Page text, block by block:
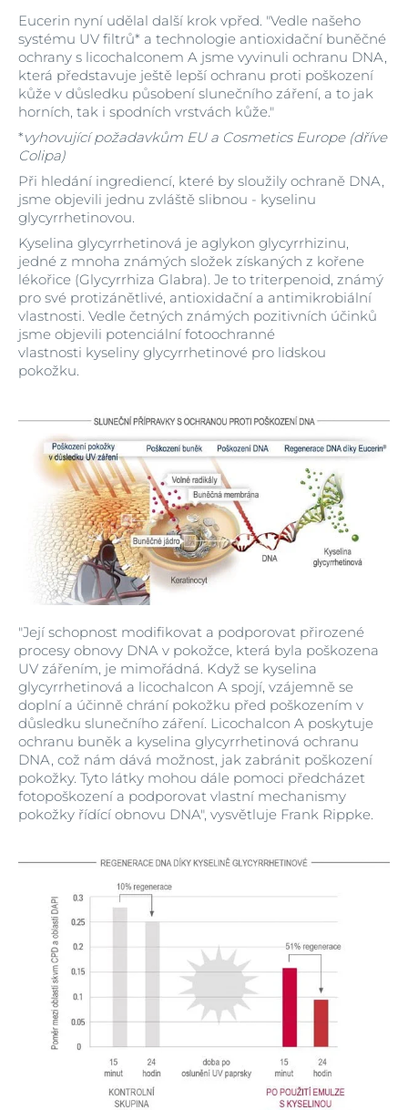
Eucerin nyní udělal další krok vpřed. "Vedle našeho
systému UV filtrů* a technologie antioxidační buněčné
ochrany s licochalconem A jsme vyvinuli ochranu DNA,
která představuje ještě lepší ochranu proti poškození
kůže v důsledku působení slunečního záření, a to jak
horních, tak i spodních vrstvách kůže."
*vyhovující požadavkům EU a Cosmetics Europe (dříve
Colipa)
Při hledání ingrediencí, které by sloužily ochraně DNA,
jsme objevili jednu zvláště slibnou - kyselinu
glycyrrhetinovou.
Kyselina glycyrrhetinová je aglykon glycyrrhizinu,
jedné z mnoha známých složek získaných z kořene
lékořice (Glycyrrhiza Glabra). Je to triterpenoid, známý
pro své protizánětlivé, antioxidační a antimikrobiální
vlastnosti. Vedle četných známých pozitivních účinků
jsme objevili potenciální fotoochranné
vlastnosti kyseliny glycyrrhetinové pro lidskou
pokožku.
"Její schopnost modifikovat a podporovat přirozené
procesy obnovy DNA v pokožce, která byla poškozena
UV zářením, je mimořádná. Když se kyselina
glycyrrhetinová a licochalcon A spojí, vzájemně se
doplní a účinně chrání pokožku před poškozením v
důsledku slunečního záření. Licochalcon A poskytuje
ochranu buněk a kyselina glycyrrhetinová ochranu
DNA, což nám dává možnost, jak zabránit poškození
pokožky. Tyto látky mohou dále pomoci předcházet
fotopoškození a podporovat vlastní mechanismy
pokožky řídící obnovu DNA", vysvětluje Frank Rippke.